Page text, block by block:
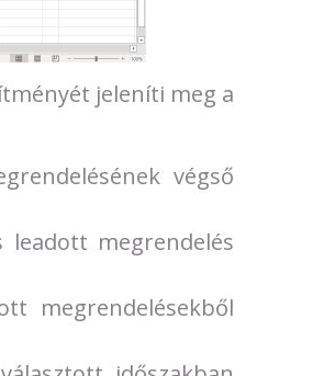
jeleníti meg a
végső
leadott megrendelés
megrendelésekből